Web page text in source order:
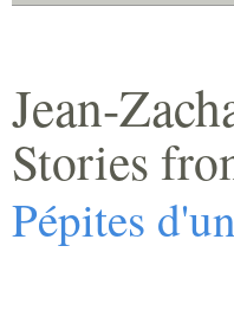
Jean-
Stories
Pépites